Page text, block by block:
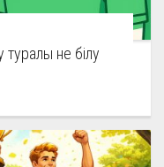
туралы не білу